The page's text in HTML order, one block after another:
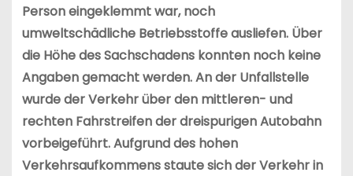
Person eingeklemmt war, noch
umweltschädliche Betriebsstoffe ausliefen. Über
die Höhe des Sachschadens konnten noch keine
Angaben gemacht werden. An der Unfallstelle
wurde der Verkehr über den mittleren- und
rechten Fahrstreifen der dreispurigen Autobahn
vorbeigeführt. Aufgrund des hohen
Verkehrsaufkommens staute sich der Verkehr in